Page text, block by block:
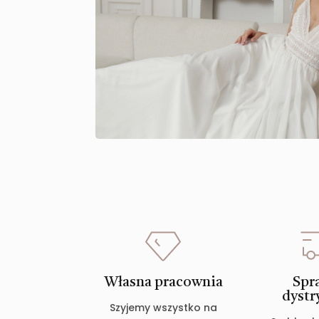
Własna pracownia
Szyjemy wszystko na